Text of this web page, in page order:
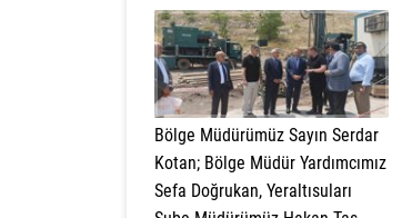
Bölge Müdürümüz Sayın Serdar
Kotan; Bölge Müdür Yardımcımız
Sefa Doğrukan, Yeraltısuları